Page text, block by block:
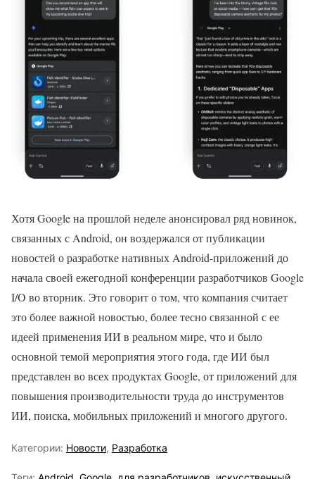
Хотя Google на прошлой неделе анонсировал ряд новинок,
связанных с Android, он воздержался от публикации
новостей о разработке нативных Android-приложений до
начала своей ежегодной конференции разработчиков Google
I/O во вторник. Это говорит о том, что компания считает
это более важной новостью, более тесно связанной с ее
идеей применения ИИ в реальном мире, что и было
основной темой мероприятия этого года, где ИИ был
представлен во всех продуктах Google, от приложений для
повышения производительности труда до инструментов
ИИ, поиска, мобильных приложений и многого другого.
Категории: Новости, Разработка